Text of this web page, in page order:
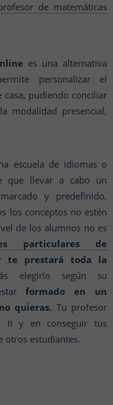
de matemáticas
es una alternativa
personalizar el
casa, pudiendo conciliar
modalidad presencial,
escuela de idiomas o
que llevar a cabo un
y predefinido,
los conceptos no estén
de los alumnos no es
particulares de
te prestará toda la
elegirlo según su
formado en un
quieras. Tu profesor
ti y en conseguir tus
otros estudiantes.